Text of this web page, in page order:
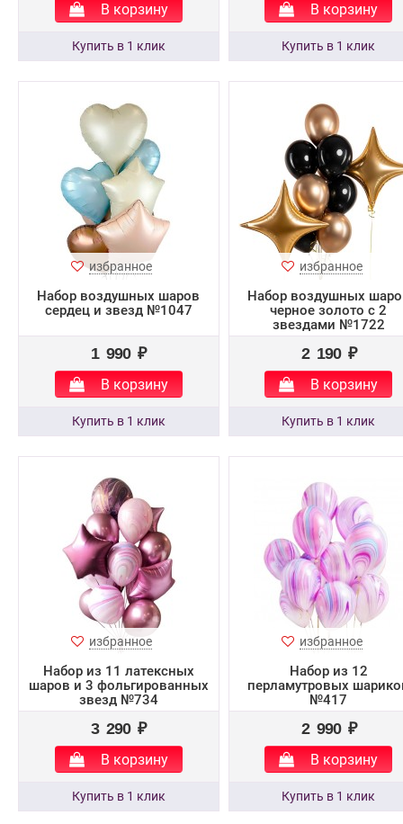
В корзину В корзину
избранное
Набор воздушных шаров
сердец и звезд №1047
1 990 ₽
В корзину
избранное
Набор воздушных
черное золото с 2
звездами №1722
2 190 ₽
В корзину
избранное
Набор из 11 латексных
шаров и 3 фольгированных
звезд №734
3 290 ₽
В корзину
избранное
Набор из 12
перламутровых
№417
2 990 ₽
В корзину